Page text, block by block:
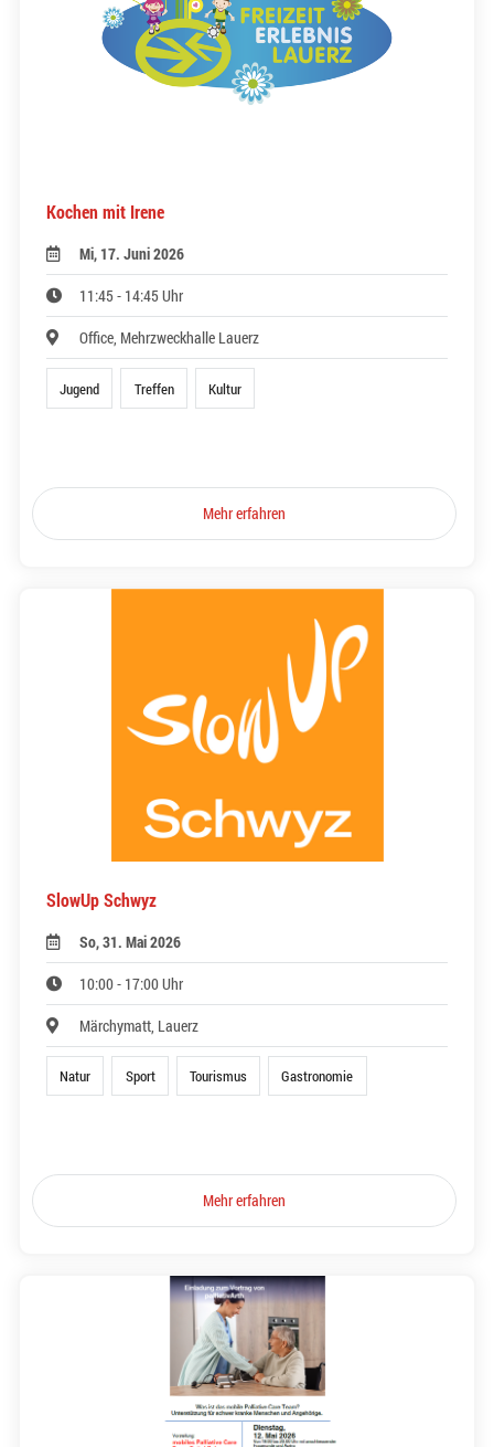
Kochen mit Irene
Mi, 17. Juni 2026
11:45 - 14:45 Uhr
Office, Mehrzweckhalle Lauerz
Jugend Treffen Kultur
Mehr erfahren
SlowUp Schwyz
So, 31. Mai 2026
10:00 - 17:00 Uhr
Märchymatt, Lauerz
Natur Sport Tourismus Gastronomie
Mehr erfahren